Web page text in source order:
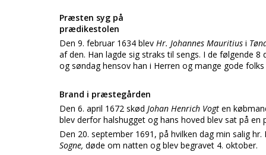
Præsten syg på
prædikestolen
Den 9. februar 1634 blev Hr. Johannes Mauritius i
af den. Han lagde sig straks til sengs. I de følgende
og søndag hensov han i Herren og mange gode
Brand i præstegården
Den 6. april 1672 skød Johan Henrich Vogt en
blev derfor halshugget og hans hoved blev sat på
Den 20. september 1691, på hvilken dag min salig
Sogne, døde om natten og blev begravet 4. oktober.